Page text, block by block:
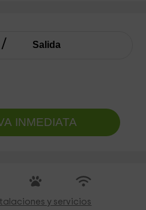
INMEDIATA
y servicios